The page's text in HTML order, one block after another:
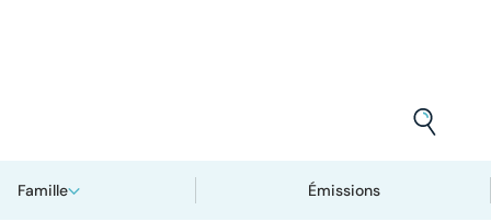
Famille Émissions